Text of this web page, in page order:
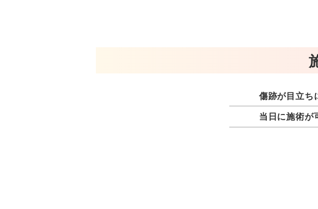
傷跡が目立ち
当日に施術が